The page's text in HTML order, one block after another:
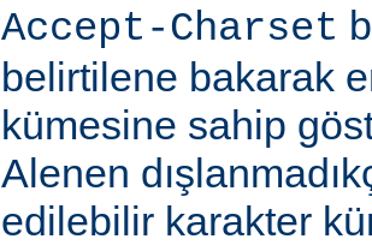
Accept-Charset
belirtilene bakarak
kümesine sahip
Alenen
edilebilir karakter